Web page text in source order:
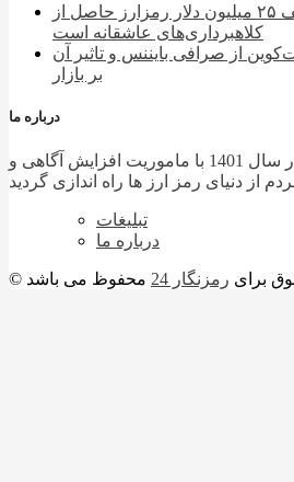
آمریکا در پی توقیف ۲۵ میلیون دلار رمزارز حاصل از
کلاهبرداری‌های عاشقانه است
بیت‌کوین از صرافی بایننس و تاثیر آن
بر بازار
درباره ما
سایت رمزنگار 24 در سال 1401 با ماموریت افزایش آگاهی و
تبلیغات
درباره ما
برای رمزنگار 24